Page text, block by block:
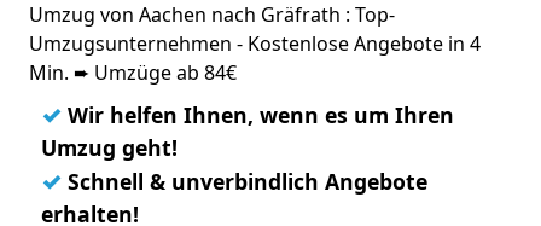
Umzug von Aachen nach Gräfrath : Top-
Umzugsunternehmen - Kostenlose Angebote in 4
Min. ➨ Umzüge ab 84€
✓ Wir helfen Ihnen, wenn es um Ihren
Umzug geht!
✓ Schnell & unverbindlich Angebote
erhalten!